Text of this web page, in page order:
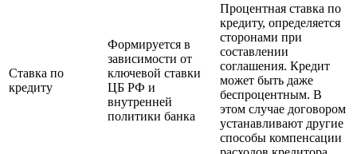
Ставка по
кредиту
Формируется в
зависимости от
ключевой ставки
ЦБ РФ и
внутренней
политики банка
Процентная ставка по
кредиту, определяется
сторонами при
составлении
соглашения. Кредит
может быть даже
беспроцентным. В
этом случае договором
устанавливают другие
способы компенсации